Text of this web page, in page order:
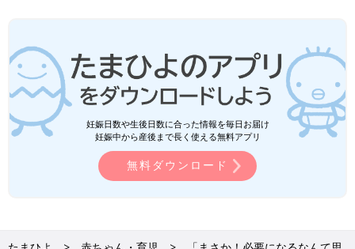
す。
妊娠日数や生後日数に合った情報を毎日お届け
妊娠中から産後まで長く使える無料アプリ
無料ダウンロード